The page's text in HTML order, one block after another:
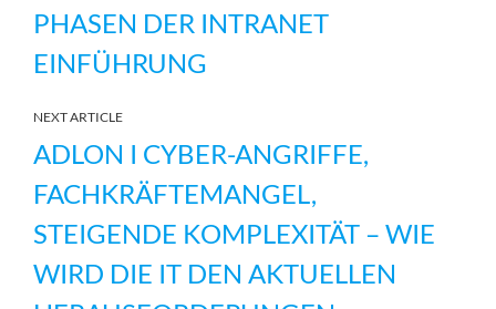
PHASEN DER INTRANET
EINFÜHRUNG
NEXT ARTICLE
ADLON I CYBER-ANGRIFFE,
FACHKRÄFTEMANGEL,
STEIGENDE KOMPLEXITÄT – WIE
WIRD DIE IT DEN AKTUELLEN